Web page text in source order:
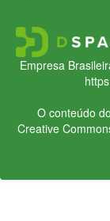
Empresa
O conteúdo
Creative